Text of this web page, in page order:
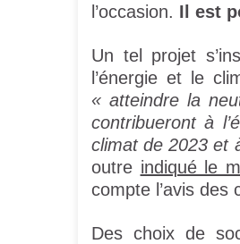
l’occasion. Il est
Un tel projet
l’énergie et le
« atteindre la
contribueront à
climat de 2023 et
outre indiqué le
compte l’avis des
Des choix de